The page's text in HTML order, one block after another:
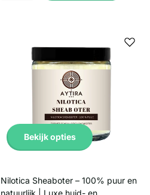
Bekijk opties
Nilotica Sheaboter – 100% puur en
natuurlijk | Luxe huid- en